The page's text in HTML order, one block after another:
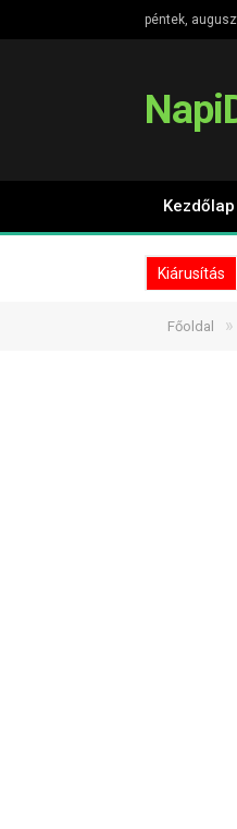
péntek,
Kezdőlap
Kiárusítás
Főoldal »